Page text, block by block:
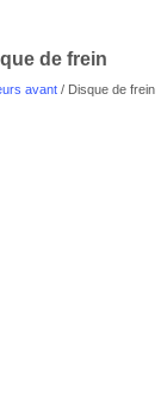
de frein
avant / Disque de frein